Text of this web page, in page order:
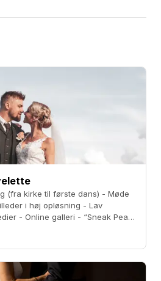
(fra kirke til første dans) - Møde
i høj opløsning - Lav
- Online galleri - “Sneak Peak”